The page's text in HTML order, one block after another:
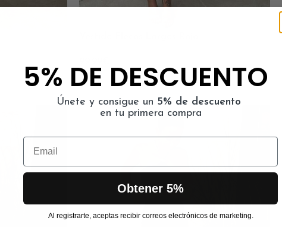
5% DE DESCUENTO
Únete y consigue un 5% de descuento
en tu primera compra
Email
Obtener 5%
Al registrarte, aceptas recibir correos electrónicos de marketing.